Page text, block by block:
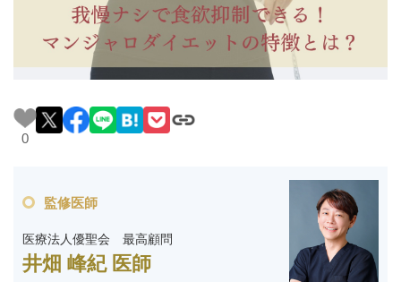
料金一覧
施術症例
初めての方へ
0
監修医師
医療法人優聖会 最高顧問
井畑 峰紀 医師